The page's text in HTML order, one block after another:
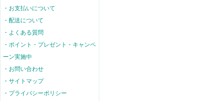
・お支払いについて
・配送について
・よくある質問
・ポイント・プレゼント・キャンペ
ーン実施中
・お問い合わせ
・サイトマップ
・プライバシーポリシー